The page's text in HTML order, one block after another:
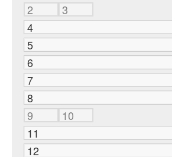
2
3
4
5
6
7
8
9
10
11
12